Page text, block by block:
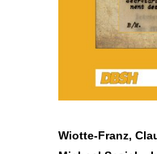
Wiotte-Franz,